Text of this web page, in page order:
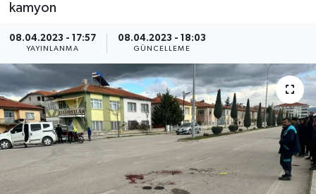
kamyon
08.04.2023 - 17:57
YAYINLANMA
08.04.2023 - 18:03
GÜNCELLEME